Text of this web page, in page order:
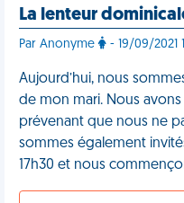
La lenteur
Par Anonyme - 19/09/2021
Aujourd’hui, nous
de mon mari. Nous avons
prévenant que nous ne
sommes également
17h30 et nous